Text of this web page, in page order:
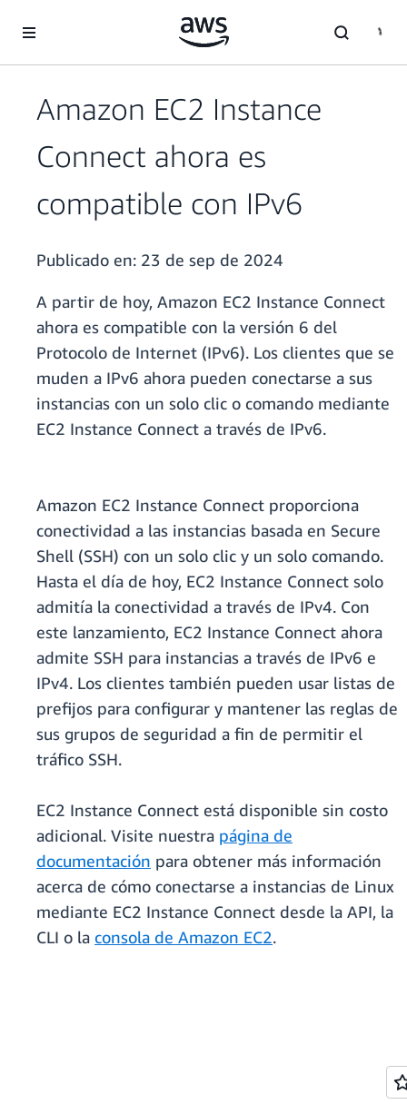
Amazon EC2 Instance
Connect ahora es
compatible con IPv6
Publicado en: 23 de sep de 2024
A partir de hoy, Amazon EC2 Instance Connect
ahora es compatible con la versión 6 del
Protocolo de Internet (IPv6). Los clientes que se
muden a IPv6 ahora pueden conectarse a sus
instancias con un solo clic o comando mediante
EC2 Instance Connect a través de IPv6.
Amazon EC2 Instance Connect proporciona
conectividad a las instancias basada en Secure
Shell (SSH) con un solo clic y un solo comando.
Hasta el día de hoy, EC2 Instance Connect solo
admitía la conectividad a través de IPv4. Con
este lanzamiento, EC2 Instance Connect ahora
admite SSH para instancias a través de IPv6 e
IPv4. Los clientes también pueden usar listas de
prefijos para configurar y mantener las reglas de
sus grupos de seguridad a fin de permitir el
tráfico SSH.
EC2 Instance Connect está disponible sin costo
adicional. Visite nuestra página de
documentación para obtener más información
acerca de cómo conectarse a instancias de Linux
mediante EC2 Instance Connect desde la API, la
CLI o la consola de Amazon EC2.